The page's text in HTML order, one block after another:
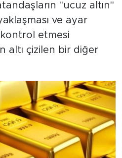
"ucuz altın"
ve ayar
kontrol etmesi
altı çizilen bir diğer